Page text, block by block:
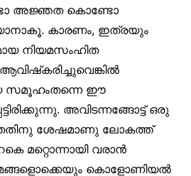
അജ്ഞത കൊണ്ടോ
കാരണം, ഇത്രയും
നിയമസംഹിത
സമൂഹംതന്നെ ഈ
അവിടന്നങ്ങോട്ട് ഒരു
ശേഷമാണു ലോകത്ത്
മറ്റൊന്നായി വരാൻ
കൊളോണിയൽ